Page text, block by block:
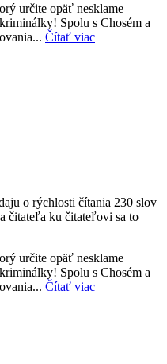
určite opäť nesklame
Spolu s Chosém a
Čítať viac
o rýchlosti čítania 230 slov
čitateľa ku čitateľovi sa to
určite opäť nesklame
Spolu s Chosém a
Čítať viac